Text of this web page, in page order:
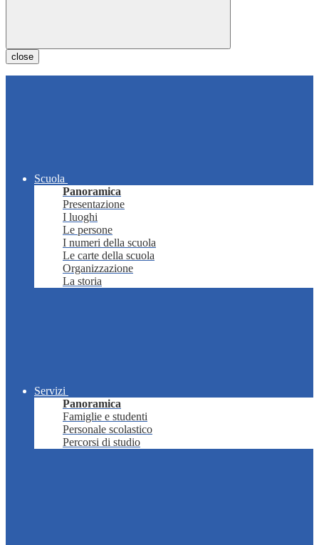
close
Scuola
Panoramica
Presentazione
I luoghi
Le persone
I numeri della scuola
Le carte della scuola
Organizzazione
La storia
Servizi
Panoramica
Famiglie e studenti
Personale scolastico
Percorsi di studio